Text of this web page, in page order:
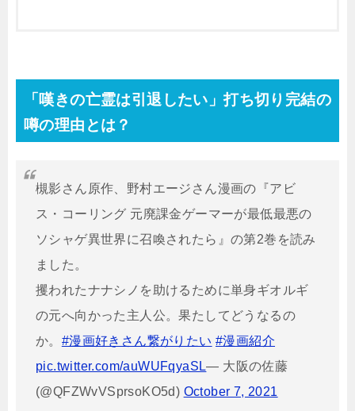
「嘆きの亡霊は引退したい」打ち切り完結の
噂の理由とは？
槻影さん原作、野村エージさん漫画の『アビ
ス・コーリング 元廃課金ゲーマーが最低最悪の
ソシャゲ異世界に召喚されたら』の第2巻を読み
ました。
攫われたナナシノを助けるために単身ギオルギ
の元へ向かった主人公。果たしてどうなるの
か。 #漫画好きさん繋がりたい #漫画紹介
pic.twitter.com/auWUFqyaSL— 大阪の佐藤
(@QFZWvVSprsoKO5d) October 7, 2021